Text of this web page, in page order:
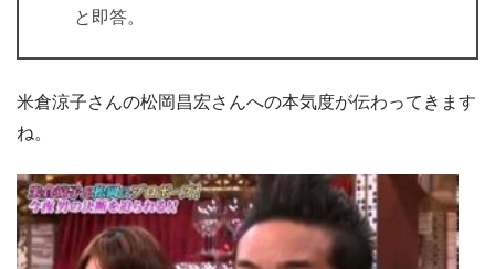
と即答。
米倉涼子さんの松岡昌宏さんへの本気度が伝わってきます
ね。